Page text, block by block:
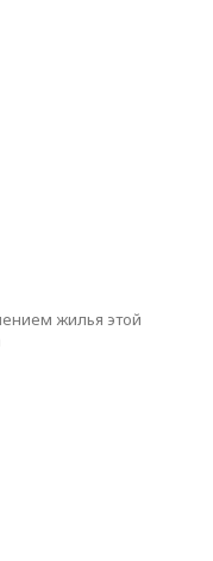
жилья этой